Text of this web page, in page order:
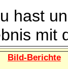
hast
mit
Bild-Berichte